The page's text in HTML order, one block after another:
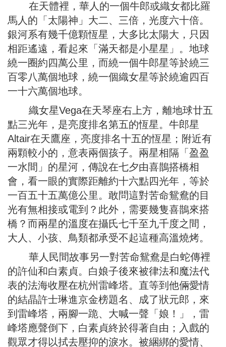
在天體裡，華人的一個牛郎或織女都比羅
馬人的「太陽神」大二、三倍，光度六十倍。
銀河系有幾千億顆恆星，大多比太陽大，只因
相距遙遠，看起來「滿天都是小星星」。地球
繞一圈約四萬公里，而繞一個牛郎星等於繞三
百零八萬個地球，繞一個織女星等於繞逾四百
一十六萬個地球。
織女星Vega在天琴座右上方，離地球廿五
點三光年，是亮度排名第五的恆星。牛郎星
Altair在天鷹座，亮度排名十五的恆星；附近有
兩顆較小的，意表兩個孩子。兩星相隔「盈盈
一水間」的星河，傳說在七夕由喜鵲搭橋相
會，看一眼的實際距離約十六點四光年，等於
一百五十五萬億公里。敢問這對苦命鴛鴦的目
光有無相接或電到？此外，需要幾隻喜鵲來搭
橋？而兩星的溫度在攝氏七千至九千度之間，
大人、小孩、鳥類都承受不起這種高溫燒烤。
華人民間故事另一對苦命鴛鴦是白蛇傳裡
的許仙和白素貞。白娘子後來被律法和魔法代
表的法海收壓在杭州雷峰塔。直等到他倆愛情
的結晶許士琳進京金榜題名、成了狀元郎，來
到雷峰塔，兩腳一跪、大喊一聲「娘！」，雷
峰塔應聲倒下，白素貞終於得著自由；入戲的
觀眾才得以拭去壓抑的淚水。被綑綁的愛情、